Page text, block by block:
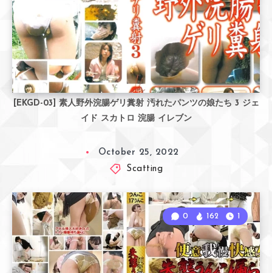
[EKGD-03] 素人野外浣腸ゲリ糞射 汚れたパンツの娘たち 3 ジェ
イド スカトロ 浣腸 イレブン
October 25, 2022
Scatting
0 162 1